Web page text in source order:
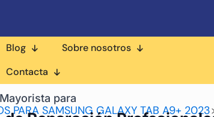
Blog
Sobre nosotros
Contacta
PARA SAMSUNG GALAXY TAB A9+ 2023
para